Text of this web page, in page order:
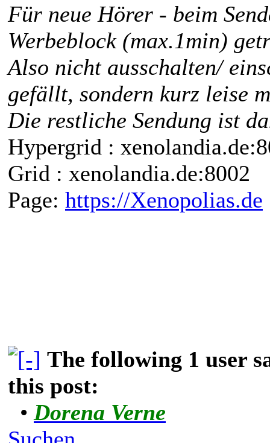
Für neue Hörer - beim
Werbeblock (max.1min)
Also nicht ausschalten/
gefällt, sondern kurz leise
Die restliche Sendung ist
Hypergrid :
Grid : xenolandia.de:8002
Page: https://Xenopolias.de
The following 1 user
this post:
• Dorena Verne